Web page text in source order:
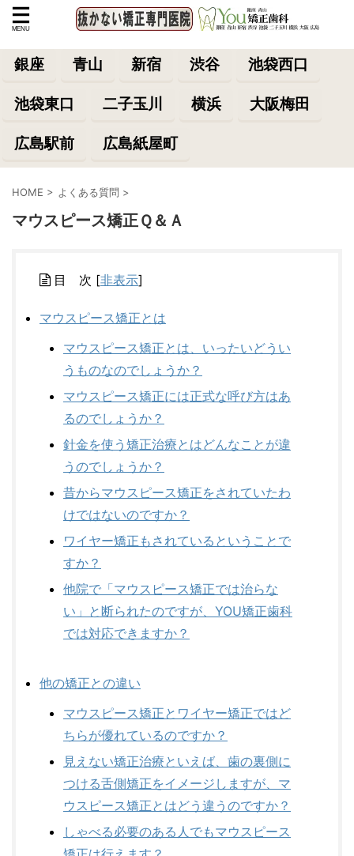
銀座 青山 新宿 渋谷 池袋西口
池袋東口 二子玉川 横浜 大阪梅田
広島駅前 広島紙屋町
HOME > よくある質問 >
マウスピース矯正Ｑ＆Ａ
目 次 [非表示]
マウスピース矯正とは
マウスピース矯正とは、いったいどうい
うものなのでしょうか？
マウスピース矯正には正式な呼び方はあ
るのでしょうか？
針金を使う矯正治療とはどんなことが違
うのでしょうか？
昔からマウスピース矯正をされていたわ
けではないのですか？
ワイヤー矯正もされているということで
すか？
他院で「マウスピース矯正では治らな
い」と断られたのですが、YOU矯正歯科
では対応できますか？
他の矯正との違い
マウスピース矯正とワイヤー矯正ではど
ちらが優れているのですか？
見えない矯正治療といえば、歯の裏側に
つける舌側矯正をイメージしますが、マ
ウスピース矯正とはどう違うのですか？
しゃべる必要のある人でもマウスピース